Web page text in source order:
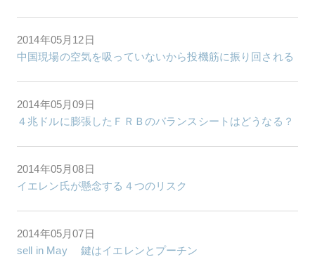
2014年05月12日
中国現場の空気を吸っていないから投機筋に振り回される
2014年05月09日
４兆ドルに膨張したＦＲＢのバランスシートはどうなる？
2014年05月08日
イエレン氏が懸念する４つのリスク
2014年05月07日
sell in May 鍵はイエレンとプーチン